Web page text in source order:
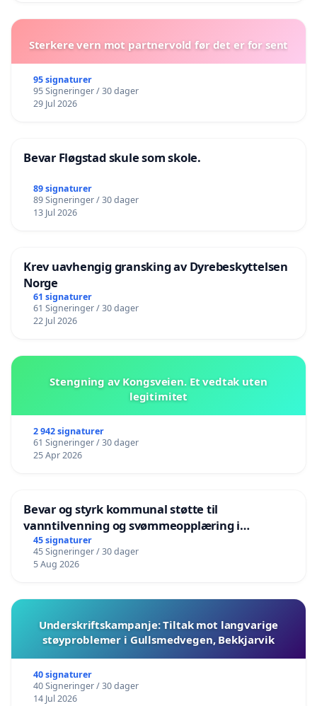
Sterkere vern mot partnervold før det er for sent
95 signaturer
95 Signeringer / 30 dager
29 Jul 2026
Bevar Fløgstad skule som skole.
89 signaturer
89 Signeringer / 30 dager
13 Jul 2026
Krev uavhengig gransking av Dyrebeskyttelsen
Norge
61 signaturer
61 Signeringer / 30 dager
22 Jul 2026
Stengning av Kongsveien. Et vedtak uten
legitimitet
2 942 signaturer
61 Signeringer / 30 dager
25 Apr 2026
Bevar og styrk kommunal støtte til
vanntilvenning og svømmeopplæring i
barnehagene i Haugesund
45 signaturer
45 Signeringer / 30 dager
5 Aug 2026
Underskriftskampanje: Tiltak mot langvarige
støyproblemer i Gullsmedvegen, Bekkjarvik
40 signaturer
40 Signeringer / 30 dager
14 Jul 2026